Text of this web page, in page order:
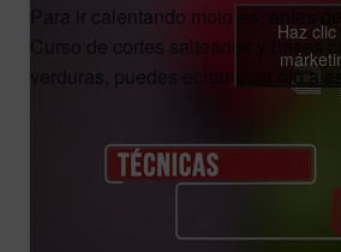
Para ir calentando motores, antes
Curso de cortes salteados y bases
verduras, puedes echarle un ojo a
Haz